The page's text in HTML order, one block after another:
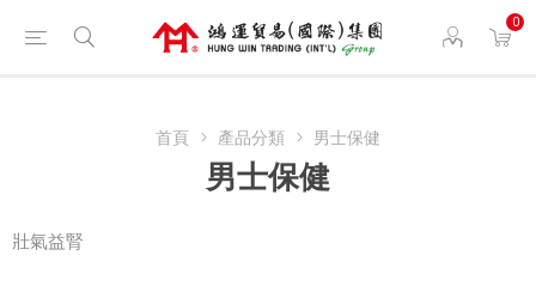
0
首頁 產品分類 男士保健
男士保健
壯氣益腎